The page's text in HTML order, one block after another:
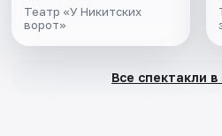
Театр «У Никитских
ворот»
Все спектакли в